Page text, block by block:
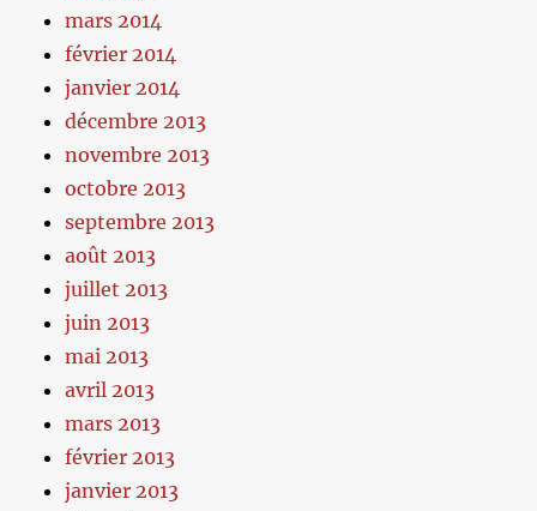
mars 2014
février 2014
janvier 2014
décembre 2013
novembre 2013
octobre 2013
septembre 2013
août 2013
juillet 2013
juin 2013
mai 2013
avril 2013
mars 2013
février 2013
janvier 2013